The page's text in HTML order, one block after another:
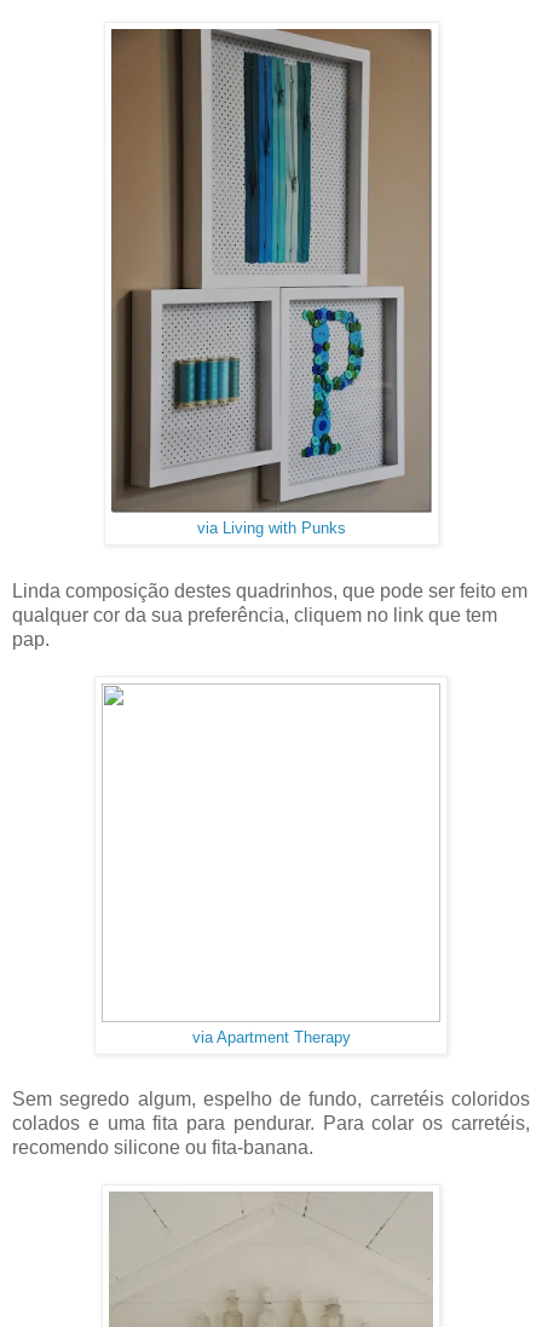
via Living with Punks
Linda composição destes quadrinhos, que pode ser feito em
qualquer cor da sua preferência, cliquem no link que tem
pap.
via Apartment Therapy
Sem segredo algum, espelho de fundo, carretéis coloridos
colados e uma fita para pendurar. Para colar os carretéis,
recomendo silicone ou fita-banana.